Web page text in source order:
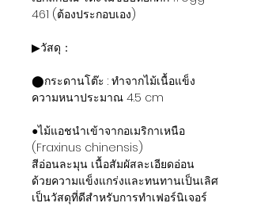
461 (ต้องประกอบเอง)
▶วัสดุ：
⬤กระดานโต๊ะ : ทำจากไม้เนื้อแข็ง
ความหนาประมาณ 4.5 cm
●ไม้แอชนำเข้าจากอเมริกาเหนือ
(Fraxinus chinensis)
สีอ่อนละมุน เนื้อสัมผัสละเอียดอ่อน
ด้วยความแข็งแกร่งและทนทานเป็นเลิศ
เป็นวัสดุที่ดีสำหรับการทำเฟอร์นิเจอร์